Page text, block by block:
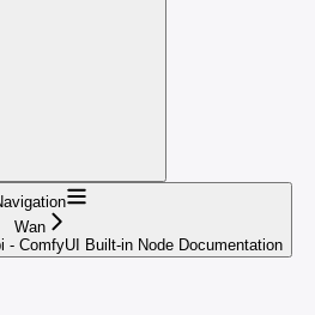
Wan
- ComfyUI Built-in Node Documentation